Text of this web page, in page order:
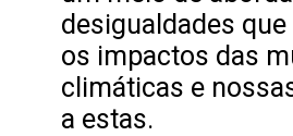
desigualdades
os impactos das
climáticas e
a estas.